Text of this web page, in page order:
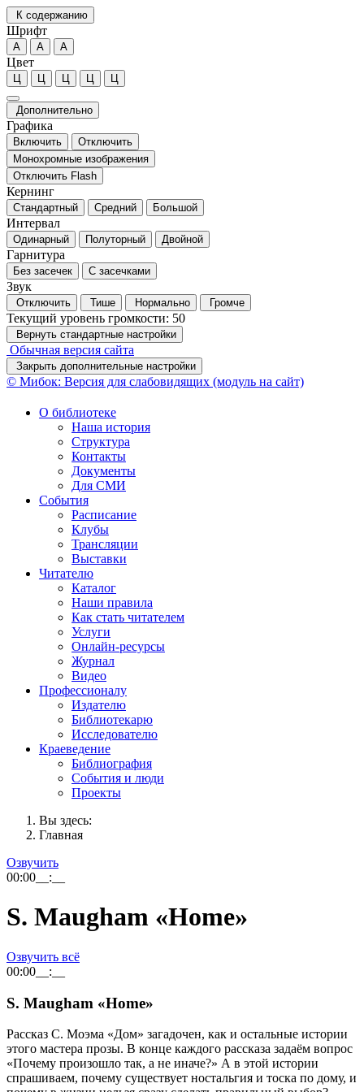
К содержанию
Шрифт
А А А
Цвет
Ц Ц Ц Ц Ц
Дополнительно
Графика
Включить
Отключить
Монохромные изображения
Отключить Flash
Кернинг
Стандартный Средний Большой
Интервал
Одинарный Полуторный Двойной
Гарнитура
Без засечек С засечками
Звук
Отключить Тише Нормально Громче
Текущий уровень громкости: 50
Вернуть стандартные настройки
Обычная версия сайта
Закрыть дополнительные настройки
© Мибок: Версия для слабовидящих (модуль на сайт)
О библиотеке
Наша история
Структура
Контакты
Документы
Для СМИ
События
Расписание
Клубы
Трансляции
Выставки
Читателю
Каталог
Наши правила
Как стать читателем
Услуги
Онлайн-ресурсы
Журнал
Видео
Профессионалу
Издателю
Библиотекарю
Исследователю
Краеведение
Библиография
События и люди
Проекты
Вы здесь:
Главная
Озвучить
00:00 __:__
S. Maugham «Home»
Озвучить всё
00:00 __:__
S. Maugham «Home»
Рассказ С. Моэма «Дом» загадочен, как и остальные истории
этого мастера прозы. В конце каждого рассказа задаём вопрос
«Почему произошло так, а не иначе?» А в этой истории
спрашиваем, почему существует ностальгия и тоска по дому, и